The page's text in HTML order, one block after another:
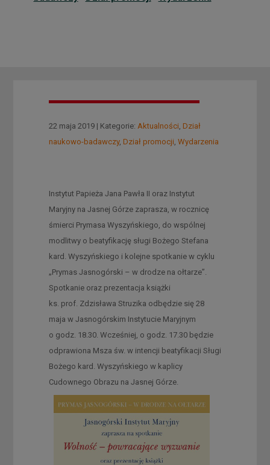
22 maja 2019 | Kategorie: Aktualności Dział
naukowo-badawczy, Dział promocji Wydarzenia
Instytut Papieża Jana Pawła II oraz Instytut
Maryjny na Jasnej Górze zaprasza, w rocznicę
śmierci Prymasa Wyszyńskiego, do wspólnej
modlitwy o beatyfikację sługi Bożego Stefana
kard. Wyszyńskiego i kolejne spotkanie w cyklu
„Prymas Jasnogórski – w drodze na ołtarze”.
Spotkanie oraz prezentacja książki
ks. prof. Zdzisława Struzika odbędzie się 28
maja w Jasnogórskim Instytucie Maryjnym
o godz. 18.30. Wcześniej, o godz. 17.30 będzie
odprawiona Msza św. w intencji beatyfikacji Sługi
Bożego kard. Wyszyńskiego w kaplicy
Cudownego Obrazu na Jasnej Górze.